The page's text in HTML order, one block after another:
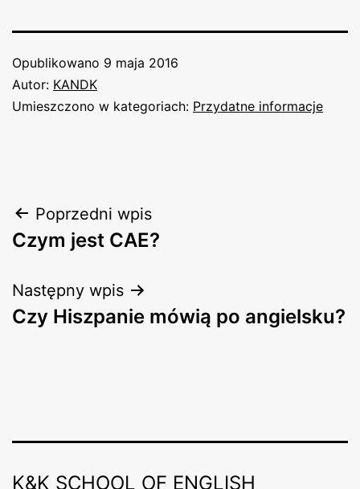
Opublikowano 9 maja 2016
Autor: KANDK
Umieszczono w kategoriach: Przydatne informacje
Nawigacja
wpisu
Poprzedni wpis
Czym jest CAE?
Następny wpis
Czy Hiszpanie mówią po angielsku?
K&K SCHOOL OF ENGLISH